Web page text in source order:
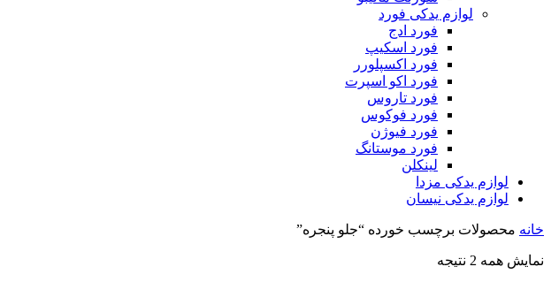
لوازم یدکی فورد
فورد ادج
فورد اسکیپ
فورد اکسپلورر
فورد اکو اسپرت
فورد تاروس
فورد فوکوس
فورد فیوژن
فورد موستانگ
لینکلن
لوازم یدکی مزدا
لوازم یدکی نیسان
خانه محصولات برچسب خورده “جلو پنجره”
نمایش همه 2 نتیجه